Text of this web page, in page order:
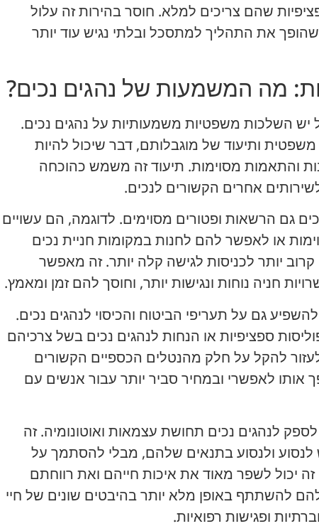
שהם צריכים למלא. חוסר בהירות זה עלול
שהופך את התהליך למתסכל ובלתי נגיש עוד יותר
מה המשמעות של נהגים נכים?
יש השלכות משפטיות משמעותיות על נהגים נכים.
ותיעוד של מוגבלותם, דבר שיכול להיות
והתאמות מסוימות. תיעוד זה משמש כהוכחה
אחרים הקשורים לנכים.
גם הרשאות ופטורים מסוימים. לדוגמה, הם עשויים
או לאפשר להם לחנות במקומות חניית נכים
יותר לכניסות לגישה קלה יותר. זה מאפשר
חניה נוחות ונגישות יותר, וחוסך להם זמן ומאמץ.
להשפיע גם על תעריפי הביטוח והכיסוי לנהגים נכים.
ספציפיות או הנחות לנהגים נכים בשל צרכיהם
לעזור להקל על חלק מהנטלים הכספיים הקשורים
אותו לאפשרי ובמחיר סביר יותר עבור אנשים עם
לספק לנהגים נכים תחושת עצמאות ואוטונומיה. זה
ולנסוע בתנאים שלהם, מבלי להסתמך על
יכול לשפר מאוד את איכות חייהם ואת רווחתם
להשתתף באופן מלא יותר בהיבטים שונים של חיי
ופגישות רפואיות.